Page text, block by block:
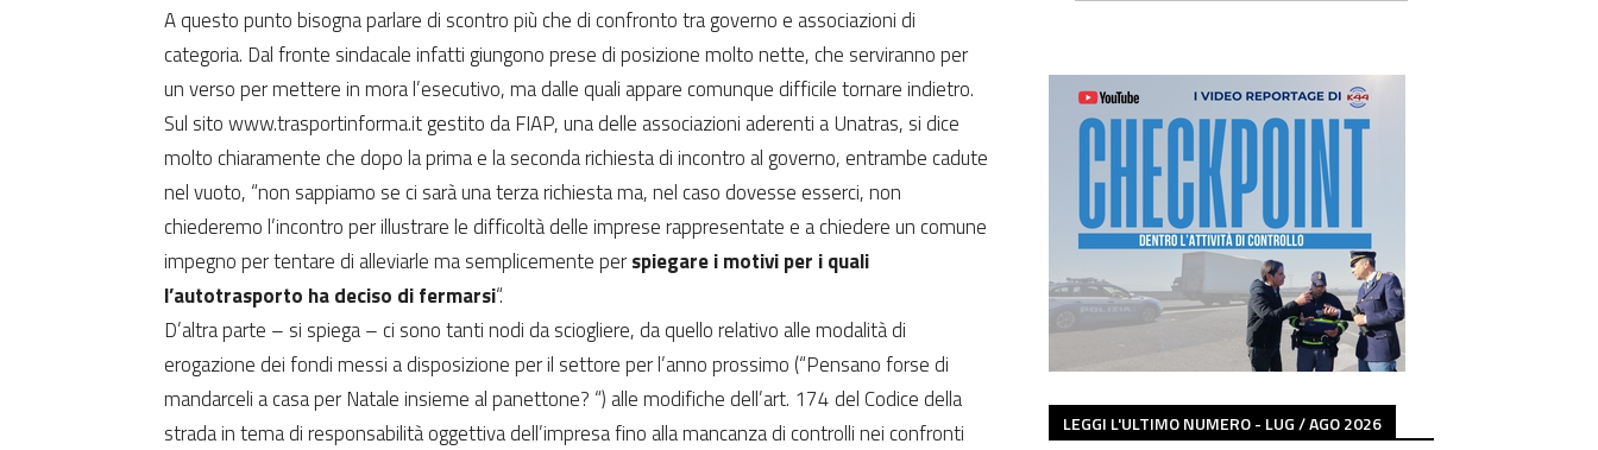
A questo punto bisogna parlare di scontro più che di confronto tra governo e associazioni di
categoria. Dal fronte sindacale infatti giungono prese di posizione molto nette, che serviranno per
un verso per mettere in mora l’esecutivo, ma dalle quali appare comunque difficile tornare indietro.
Sul sito www.trasportinforma.it gestito da FIAP, una delle associazioni aderenti a Unatras, si dice
molto chiaramente che dopo la prima e la seconda richiesta di incontro al governo, entrambe cadute
nel vuoto, “non sappiamo se ci sarà una terza richiesta ma, nel caso dovesse esserci, non
chiederemo l’incontro per illustrare le difficoltà delle imprese rappresentate e a chiedere un comune
impegno per tentare di alleviarle ma semplicemente perspiegare i motivi per i quali
l’autotrasporto ha deciso di fermarsi“.
D’altra parte – si spiega – ci sono tanti nodi da sciogliere, da quello relativo alle modalità di
erogazione dei fondi messi a disposizione per il settore per l’anno prossimo (“Pensano forse di
mandarceli a casa per Natale insieme al panettone? “) alle modifiche dell’art. 174 del Codice della
strada in tema di responsabilità oggettiva dell’impresa fino alla mancanza di controlli nei confronti
LEGGI L'ULTIMO NUMERO - LUG / AGO 2026